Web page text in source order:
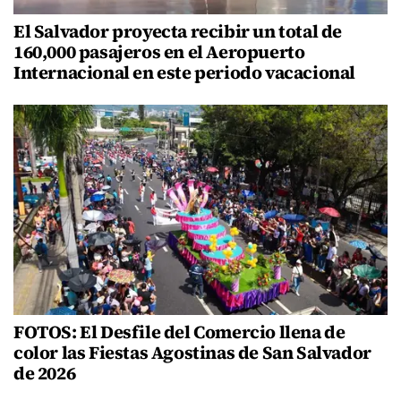
El Salvador proyecta recibir un total de
160,000 pasajeros en el Aeropuerto
Internacional en este periodo vacacional
FOTOS: El Desfile del Comercio llena de
color las Fiestas Agostinas de San Salvador
de 2026